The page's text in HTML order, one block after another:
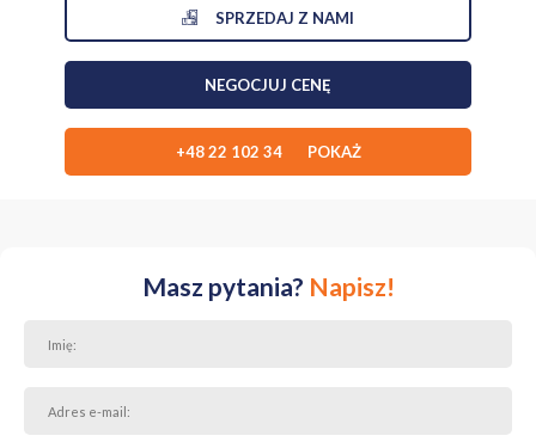
II Piętro :
Salon z otwartą kuchnią
Łazienka
Ogrzewanie gazowe
Możliwośćwydzielenia trzech osobnych
SPRZEDAJ Z NAMI
NEGOCJUJ CENĘ
+48 22 102 34 POKAŻ
Masz pytania? Napisz!